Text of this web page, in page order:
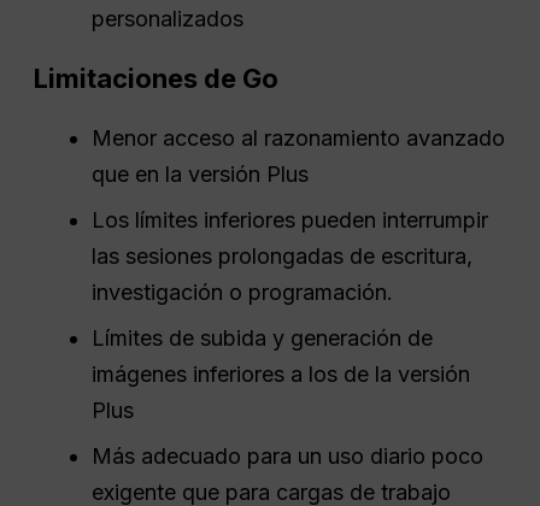
personalizados
Limitaciones de Go
Menor acceso al razonamiento avanzado
que en la versión Plus
Los límites inferiores pueden interrumpir
las sesiones prolongadas de escritura,
investigación o programación.
Límites de subida y generación de
imágenes inferiores a los de la versión
Plus
Más adecuado para un uso diario poco
exigente que para cargas de trabajo